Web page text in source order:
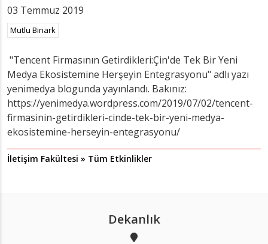
03 Temmuz 2019
Mutlu Binark
"Tencent Firmasının Getirdikleri:Çin'de Tek Bir Yeni
Medya Ekosistemine Herşeyin Entegrasyonu" adlı yazı
yenimedya blogunda yayınlandı. Bakınız:
https://yenimedya.wordpress.com/2019/07/02/tencent-
firmasinin-getirdikleri-cinde-tek-bir-yeni-medya-
ekosistemine-herseyin-entegrasyonu/
İletişim Fakültesi » Tüm Etkinlikler
Dekanlık